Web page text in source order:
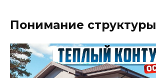
Понимание структуры